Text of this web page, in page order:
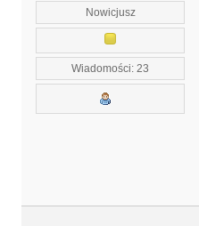
Nowicjusz
Wiadomości: 23